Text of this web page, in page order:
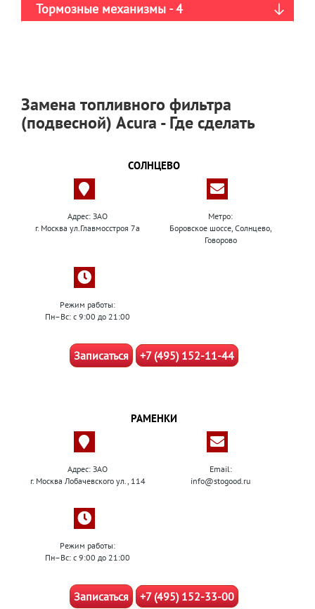
Тормозные механизмы - 4
Замена топливного фильтра
(подвесной) Acura - Где сделать
СОЛНЦЕВО
Адрес: ЗАО
г. Москва ул.Главмосстроя 7а
Метро:
Боровское шоссе, Солнцево,
Говорово
Режим работы:
Пн–Вс: с 9:00 до 21:00
Записаться +7 (495) 152-11-44
РАМЕНКИ
Адрес: ЗАО
г. Москва Лобачевского ул., 114
Email:
info@stogood.ru
Режим работы:
Пн–Вс: с 9:00 до 21:00
Записаться +7 (495) 152-33-00